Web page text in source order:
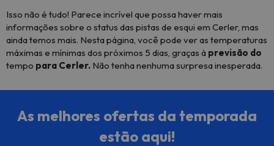
Isso não é tudo! Parece incrível que possa haver mais
informações sobre o status das pistas de esqui em Cerler, mas
ainda temos mais. Nesta página, você pode ver as temperaturas
máximas e mínimas dos próximos 5 dias, graças à previsão do
tempo para Cerler. Não tenha nenhuma surpresa inesperada.
As melhores ofertas da temporada
estão aqui!